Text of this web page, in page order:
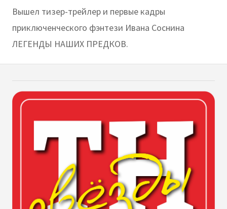
Вышел тизер-трейлер и первые кадры
приключенческого фэнтези Ивана Соснина
ЛЕГЕНДЫ НАШИХ ПРЕДКОВ.